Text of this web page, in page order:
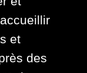
et
des